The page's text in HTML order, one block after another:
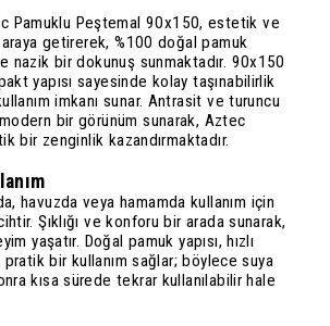
Pamuklu Peştemal 90x150, estetik ve
getirerek, %100 doğal pamuk
nazik bir dokunuş sunmaktadır. 90x150
yapısı sayesinde kolay taşınabilirlik
imkanı sunar. Antrasit ve turuncu
bir görünüm sunarak, Aztec
bir zenginlik kazandırmaktadır.
havuzda veya hamamda kullanım için
Şıklığı ve konforu bir arada sunarak,
yaşatır. Doğal pamuk yapısı, hızlı
bir kullanım sağlar; böylece suya
kısa sürede tekrar kullanılabilir hale